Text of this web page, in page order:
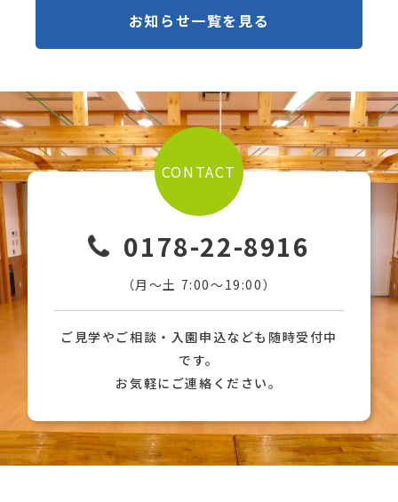
お知らせ一覧を見る
CONTACT
0178-22-8916
（月〜土 7:00〜19:00）
ご見学やご相談・入園申込なども随時受付中
です。
お気軽にご連絡ください。